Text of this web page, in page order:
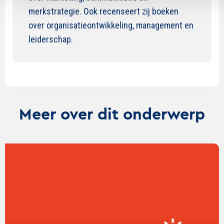
merkstrategie. Ook recenseert zij boeken
over organisatieontwikkeling, management en
leiderschap.
Meer over dit onderwerp